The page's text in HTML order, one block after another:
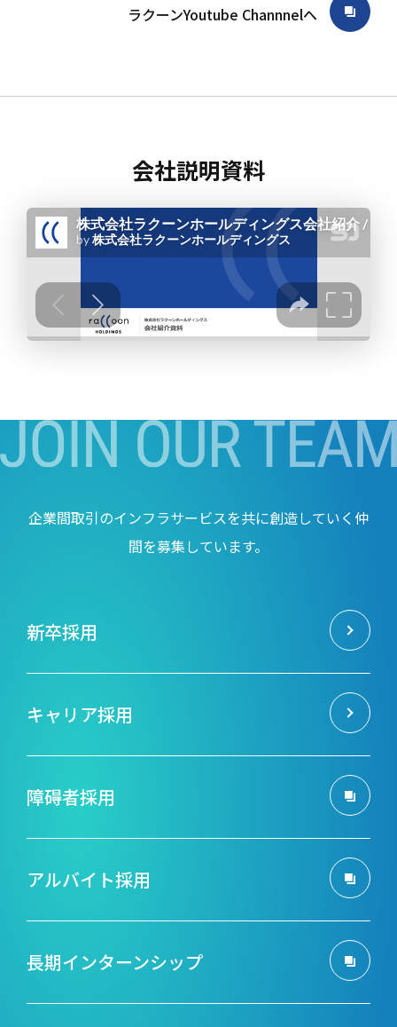
ラクーンYoutube Channnelへ
会社説明資料
企業間取引のインフラサービスを共に創造していく仲
間を募集しています。
新卒採用
キャリア採用
障碍者採用
アルバイト採用
長期インターンシップ